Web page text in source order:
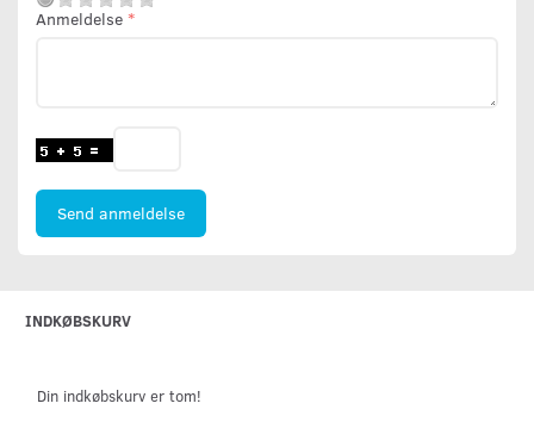
Anmeldelse
Send anmeldelse
INDKØBSKURV
Din indkøbskurv er tom!